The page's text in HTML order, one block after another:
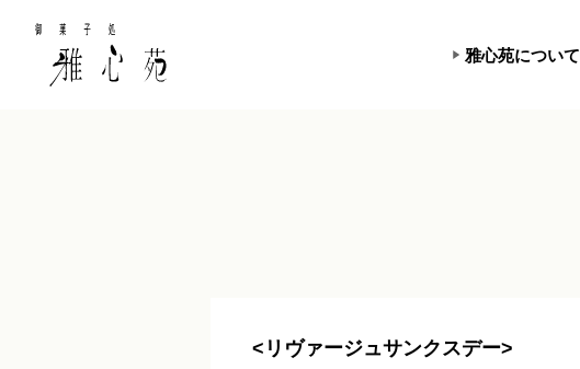
雅心苑について
<リヴァージュサンクスデー>